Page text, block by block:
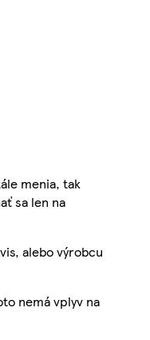
menia, tak
sa len na
alebo výrobcu
nemá vplyv na